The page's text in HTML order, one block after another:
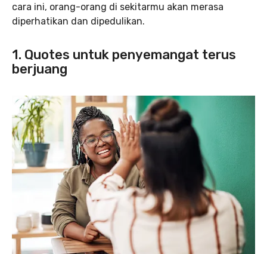
cara ini, orang-orang di sekitarmu akan merasa
diperhatikan dan dipedulikan.
1. Quotes untuk penyemangat terus
berjuang